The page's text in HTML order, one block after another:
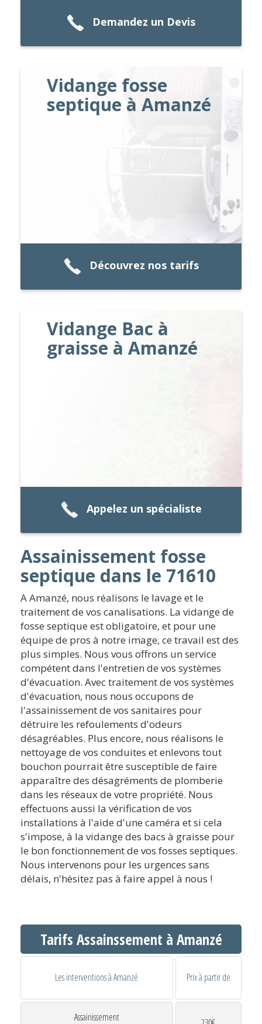
Demandez un Devis
Vidange fosse
septique à Amanzé
Découvrez nos tarifs
Vidange Bac à
graisse à Amanzé
Appelez un spécialiste
Assainissement fosse
septique dans le 71610
A Amanzé, nous réalisons le lavage et le
traitement de vos canalisations. La vidange de
fosse septique est obligatoire, et pour une
équipe de pros à notre image, ce travail est des
plus simples. Nous vous offrons un service
compétent dans l'entretien de vos systèmes
d'évacuation. Avec traitement de vos systèmes
d'évacuation, nous nous occupons de
l'assainissement de vos sanitaires pour
détruire les refoulements d'odeurs
désagréables. Plus encore, nous réalisons le
nettoyage de vos conduites et enlevons tout
bouchon pourrait être susceptible de faire
apparaître des désagréments de plomberie
dans les réseaux de votre propriété. Nous
effectuons aussi la vérification de vos
installations à l'aide d'une caméra et si cela
s'impose, à la vidange des bacs à graisse pour
le bon fonctionnement de vos fosses septiques.
Nous intervenons pour les urgences sans
délais, n'hésitez pas à faire appel à nous !
Tarifs Assainssement à Amanzé
Les interventions à Amanzé Prix à partir de
Assainissement